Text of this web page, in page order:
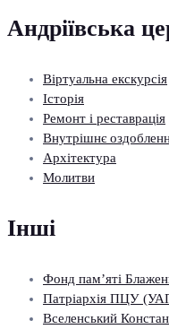
Андріївська
Віртуальна екскурсія
Історія
Ремонт і реставрація
Внутрішнє
Архітектура
Молитви
Інші
Фонд пам’яті
Патріархія ПЦУ
Вселенський